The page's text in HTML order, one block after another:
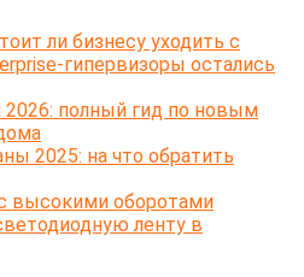
ли бизнесу уходить с
гипервизоры остались
полный гид по новым
2025: на что обратить
высокими оборотами
ленту в